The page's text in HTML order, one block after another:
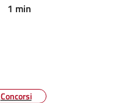
1 min
Concorsi